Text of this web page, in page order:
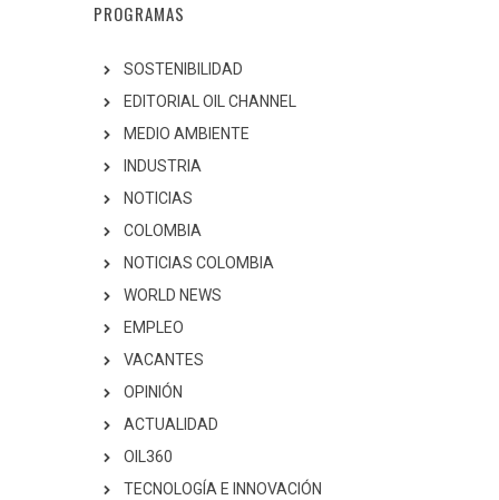
PROGRAMAS
SOSTENIBILIDAD
EDITORIAL OIL CHANNEL
MEDIO AMBIENTE
INDUSTRIA
NOTICIAS
COLOMBIA
NOTICIAS COLOMBIA
WORLD NEWS
EMPLEO
VACANTES
OPINIÓN
ACTUALIDAD
OIL360
TECNOLOGÍA E INNOVACIÓN